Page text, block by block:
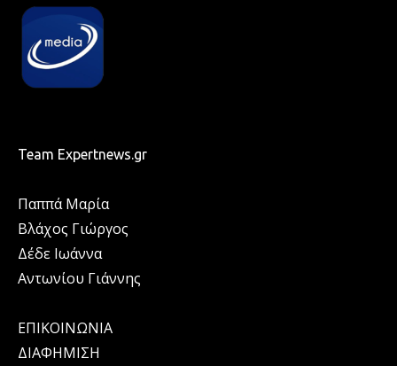
Team Expertnews.gr
Παππά Μαρία
Βλάχος Γιώργος
Δέδε Ιωάννα
Αντωνίου Γιάννης
ΕΠΙΚΟΙΝΩΝΙΑ
ΔΙΑΦΗΜΙΣΗ